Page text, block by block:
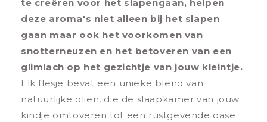
te creëren voor het slapengaan, helpen
deze aroma's niet alleen bij het slapen
gaan maar ook het voorkomen van
snotterneuzen en het betoveren van een
glimlach op het gezichtje van jouw kleintje.
Elk flesje bevat een unieke blend van
natuurlijke oliën, die de slaapkamer van jouw
kindje omtoveren tot een rustgevende oase.